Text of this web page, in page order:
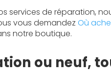
services de réparation,
vous demandez Où
notre boutique.
ou neuf,